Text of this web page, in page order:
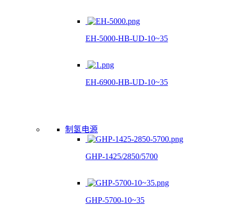
EH-5000-HB-UD-10~35
EH-6900-HB-UD-10~35
制氢电源
GHP-1425/2850/5700
GHP-5700-10~35